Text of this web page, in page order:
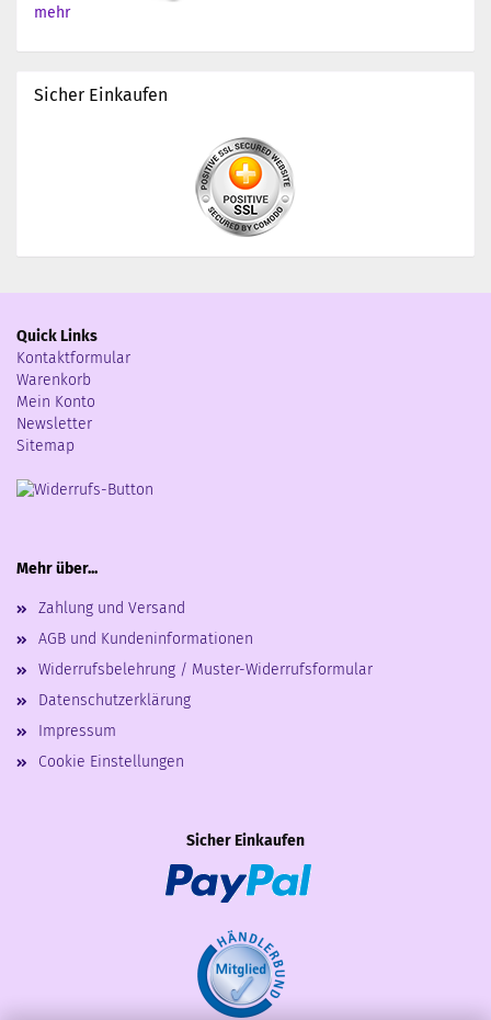
mehr
Sicher Einkaufen
Quick Links
Kontaktformular
Warenkorb
Mein Konto
Newsletter
Sitemap
Mehr über...
Zahlung und Versand
AGB und Kundeninformationen
Widerrufsbelehrung / Muster-Widerrufsformular
Datenschutzerklärung
Impressum
Cookie Einstellungen
Sicher Einkaufen